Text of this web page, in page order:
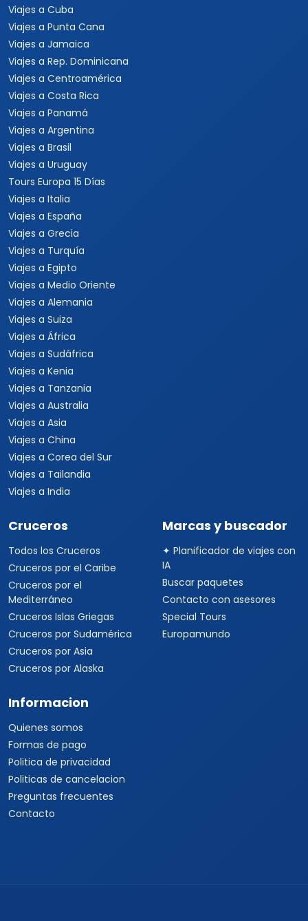
Viajes a Cuba
Viajes a Punta Cana
Viajes a Jamaica
Viajes a Rep. Dominicana
Viajes a Centroamérica
Viajes a Costa Rica
Viajes a Panamá
Viajes a Argentina
Viajes a Brasil
Viajes a Uruguay
Tours Europa 15 Días
Viajes a Italia
Viajes a España
Viajes a Grecia
Viajes a Turquía
Viajes a Egipto
Viajes a Medio Oriente
Viajes a Alemania
Viajes a Suiza
Viajes a África
Viajes a Sudáfrica
Viajes a Kenia
Viajes a Tanzania
Viajes a Australia
Viajes a Asia
Viajes a China
Viajes a Corea del Sur
Viajes a Tailandia
Viajes a India
Cruceros
Todos los Cruceros
Cruceros por el Caribe
Cruceros por el
Mediterráneo
Cruceros Islas Griegas
Cruceros por Sudamérica
Cruceros por Asia
Cruceros por Alaska
Marcas y buscador
✦ Planificador de viajes con
IA
Buscar paquetes
Contacto con asesores
Special Tours
Europamundo
Informacion
Quienes somos
Formas de pago
Politica de privacidad
Politicas de cancelacion
Preguntas frecuentes
Contacto